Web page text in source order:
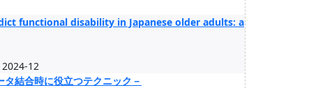
functional disability in Japanese older adults: a
12
結合時に役立つテクニック－